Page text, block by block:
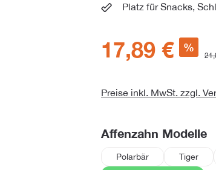
Platz für Snacks,
17,89 € %
Preise inkl. MwSt. zzgl.
Affenzahn Modelle
Polarbär Tiger